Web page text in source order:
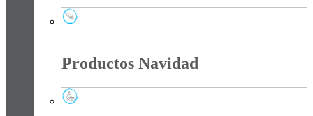
Productos Navidad